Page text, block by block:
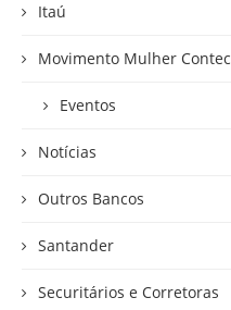
Itaú
Movimento Mulher Contec
Eventos
Notícias
Outros Bancos
Santander
Securitários e Corretoras